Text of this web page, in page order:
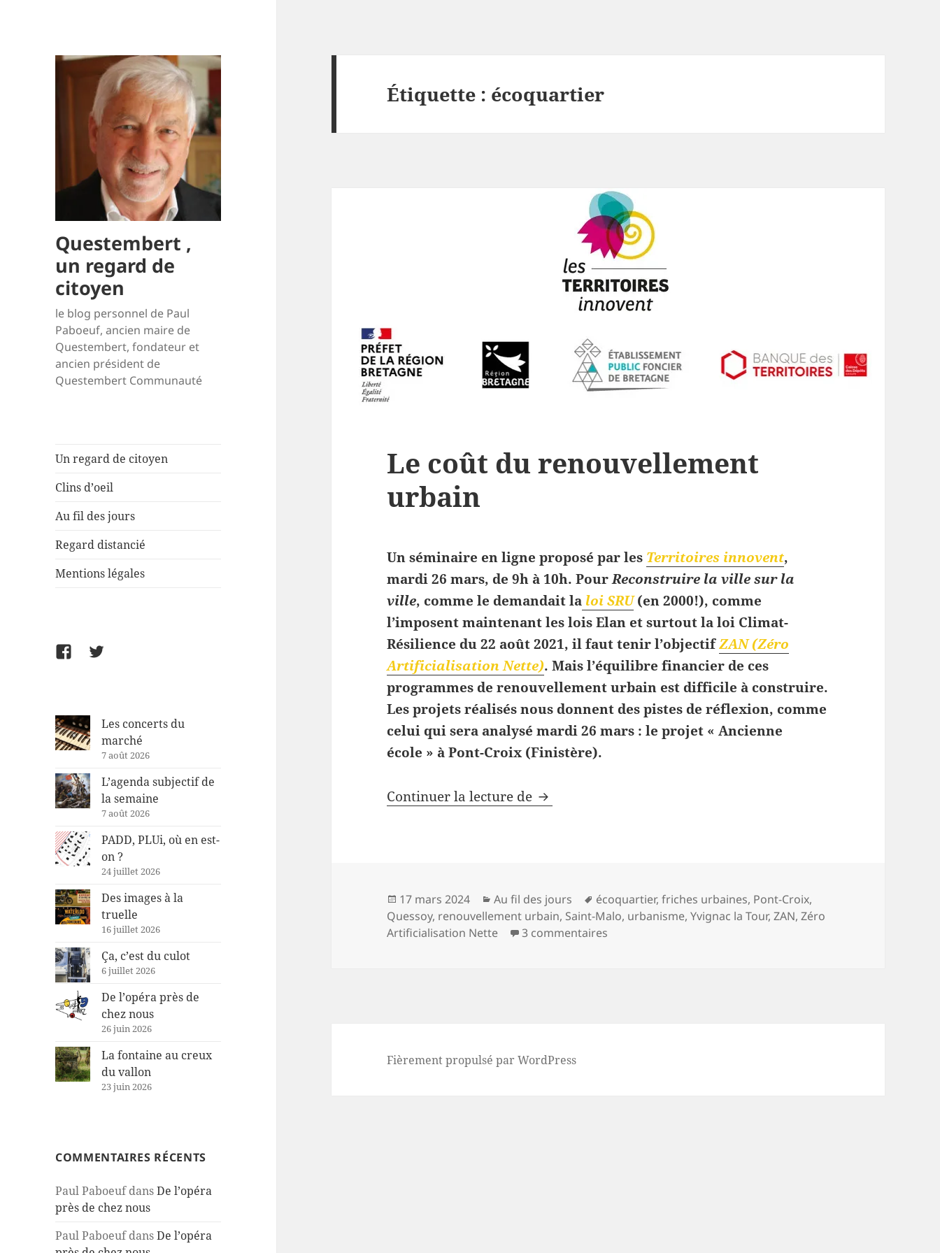
Questembert ,
un regard de
citoyen
le blog personnel de Paul
Paboeuf, ancien maire de
Questembert, fondateur et
ancien président de
Questembert Communauté
Un regard de citoyen
Clins d’oeil
Au fil des jours
Regard distancié
Mentions légales
FacebookTwitter
Les concerts du
marché
7 août 2026
L’agenda subjectif de
la semaine
7 août 2026
PADD, PLUi, où en est-
on ?
24 juillet 2026
Des images à la
truelle
16 juillet 2026
Ça, c’est du culot
6 juillet 2026
De l’opéra près de
chez nous
26 juin 2026
La fontaine au creux
du vallon
23 juin 2026
COMMENTAIRES RÉCENTS
Paul PaboeufdansDe l’opéra
près de chez nous
Paul PaboeufdansDe l’opéra
Étiquette : écoquartier
Le coût du renouvellement
urbain
Un séminaire en ligne proposé par les Territoires innovent,
mardi 26 mars, de 9h à 10h. PourReconstruire la ville sur la
ville, comme le demandait la loi SRU(en 2000!), comme
l’imposent maintenant les lois Elan et surtout la loi Climat-
Résilience du 22 août 2021, il faut tenir l’objectifZAN (Zéro
Artificialisation Nette). Mais l’équilibre financier de ces
programmes de renouvellement urbain est difficile à construire.
Les projets réalisés nous donnent des pistes de réflexion, comme
celui qui sera analysé mardi 26 mars : le projet « Ancienne
école » à Pont-Croix (Finistère).
Continuer la lecture de Le coût du renouvellement urbain
Publié
le
17 mars 2024 Catégories
Au fil des jours
Mots-
clés
écoquartier,friches urbaines, Pont-Croix,
Quessoy, renouvellement urbain, Saint-Malo, urbanisme,Yvignac la Tour,ZAN,Zéro
Artificialisation Nette
3 commentaires
Fièrement propulsé par WordPress